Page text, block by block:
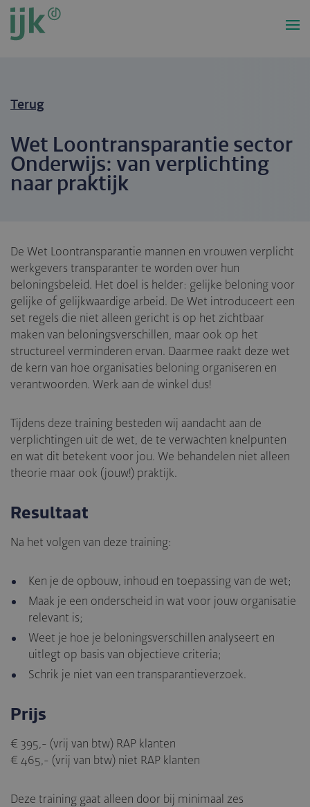
Overslaan
naar
Terug
Wet Loontransparantie sector
Onderwijs: van verplichting
naar praktijk
De Wet Loontransparantie mannen en vrouwen verplicht
werkgevers transparanter te worden over hun
beloningsbeleid. Het doel is helder: gelijke beloning voor
gelijke of gelijkwaardige arbeid. De Wet introduceert een
set regels die niet alleen gericht is op het zichtbaar
maken van beloningsverschillen, maar ook op het
structureel verminderen ervan. Daarmee raakt deze wet
de kern van hoe organisaties beloning organiseren en
verantwoorden. Werk aan de winkel dus!
Tijdens deze training besteden wij aandacht aan de
verplichtingen uit de wet, de te verwachten knelpunten
en wat dit betekent voor jou. We behandelen niet alleen
theorie maar ook (jouw!) praktijk.
Resultaat
Na het volgen van deze training:
Ken je de opbouw, inhoud en toepassing van de wet;
Maak je een onderscheid in wat voor jouw organisatie
relevant is;
Weet je hoe je beloningsverschillen analyseert en
uitlegt op basis van objectieve criteria;
Schrik je niet van een transparantieverzoek.
Prijs
€ 395,- (vrij van btw) RAP klanten
€ 465,- (vrij van btw) niet RAP klanten
Deze training gaat alleen door bij minimaal zes